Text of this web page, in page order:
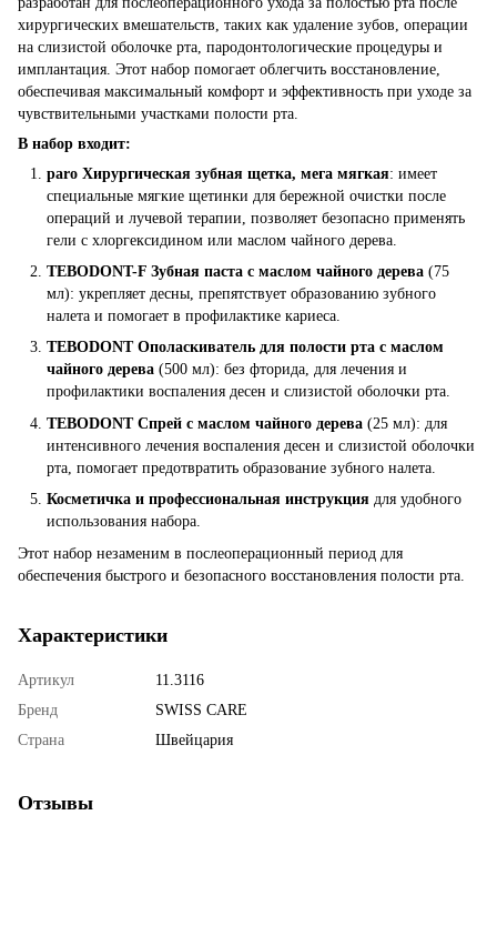
хирургических вмешательств, таких как удаление зубов, операции
на слизистой оболочке рта, пародонтологические процедуры и
имплантация. Этот набор помогает облегчить восстановление,
обеспечивая максимальный комфорт и эффективность при уходе за
чувствительными участками полости рта.
В набор входит:
paro Хирургическая зубная щетка, мега мягкая: имеет
специальные мягкие щетинки для бережной очистки после
операций и лучевой терапии, позволяет безопасно применять
гели с хлоргексидином или маслом чайного дерева.
TEBODONT-F Зубная паста с маслом чайного дерева (75
мл): укрепляет десны, препятствует образованию зубного
налета и помогает в профилактике кариеса.
TEBODONT Ополаскиватель для полости рта с маслом
чайного дерева (500 мл): без фторида, для лечения и
профилактики воспаления десен и слизистой оболочки рта.
TEBODONT Спрей с маслом чайного дерева (25 мл): для
интенсивного лечения воспаления десен и слизистой оболочки
рта, помогает предотвратить образование зубного налета.
Косметичка и профессиональная инструкция для удобного
использования набора.
Этот набор незаменим в послеоперационный период для
обеспечения быстрого и безопасного восстановления полости рта.
Характеристики
Артикул
11.3116
Бренд
SWISS CARE
Страна
Швейцария
Отзывы